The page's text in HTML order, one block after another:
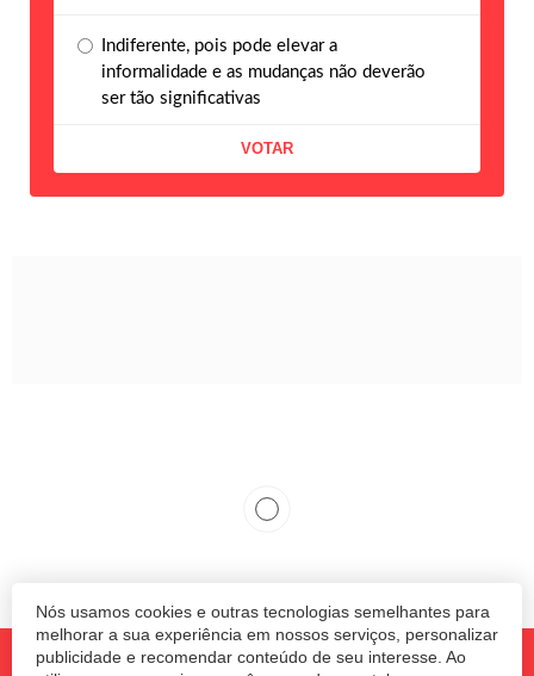
Nós usamos cookies e outras tecnologias semelhantes para
melhorar a sua experiência em nossos serviços, personalizar
publicidade e recomendar conteúdo de seu interesse. Ao
Indiferente, pois pode elevar a
informalidade e as mudanças não deverão
ser tão significativas